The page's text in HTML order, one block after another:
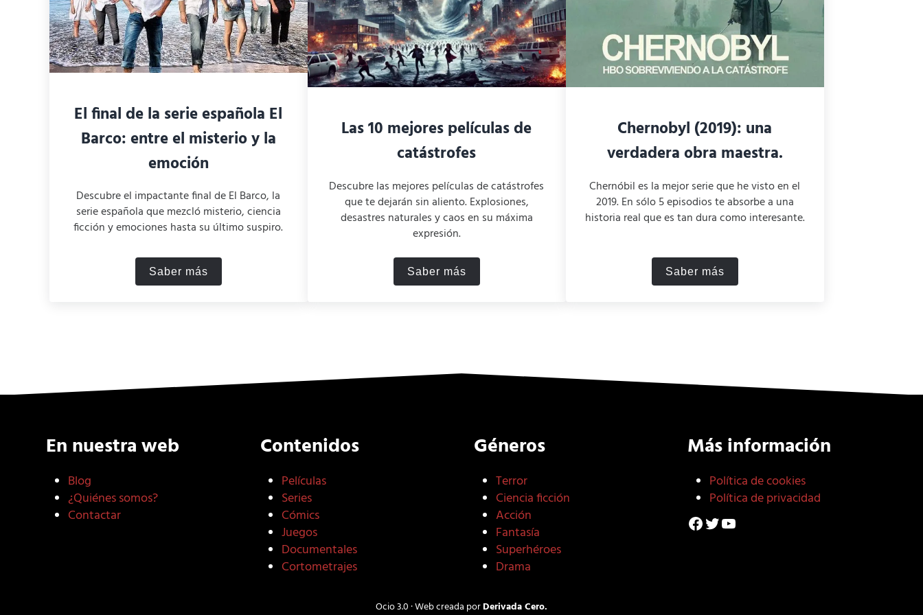
El final de la serie española El
Barco: entre el misterio y la
emoción
Descubre el impactante final de El Barco, la
serie española que mezcló misterio, ciencia
ficción y emociones hasta su último suspiro.
Saber másEl final de la serie española El Barco: entre el misterio y la emoción
Las 10 mejores películas de
catástrofes
Descubre las mejores películas de catástrofes
que te dejarán sin aliento. Explosiones,
desastres naturales y caos en su máxima
expresión.
Saber másLas 10 mejores películas de catástrofes
Chernobyl (2019): una
verdadera obra maestra.
Chernóbil es la mejor serie que he visto en el
2019. En sólo 5 episodios te absorbe a una
historia real que es tan dura como interesante.
Saber másChernobyl (2019): una verdadera obra
En nuestra web
Blog
¿Quiénes somos?
Contactar
Contenidos
Películas
Series
Cómics
Juegos
Documentales
Cortometrajes
Géneros
Terror
Ciencia ficción
Acción
Fantasía
Superhéroes
Drama
Más información
Política de cookies
Política de privacidad
Facebook
Twitter
YouTube
Ocio 3.0 · Web creada porDerivada Cero.